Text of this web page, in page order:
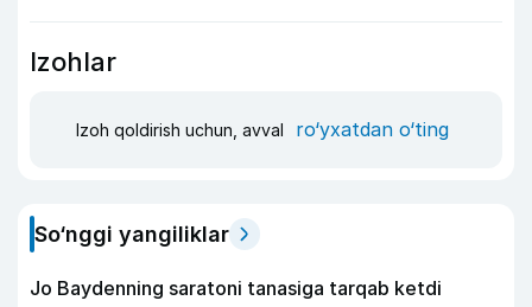
Izohlar
Izoh qoldirish uchun, avval ro‘yxatdan o‘ting
So‘nggi yangiliklar
Jo Baydenning saratoni tanasiga tarqab ketdi